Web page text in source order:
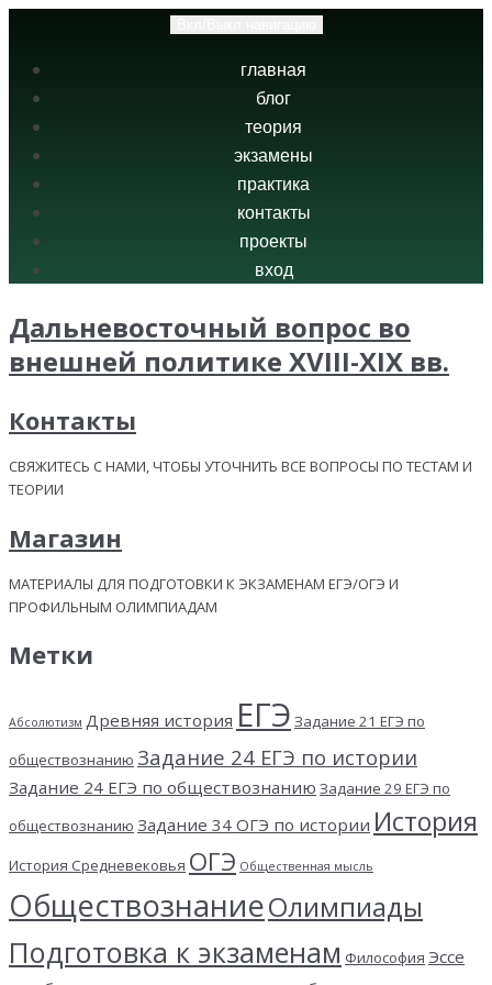
главная
блог
теория
экзамены
практика
контакты
проекты
вход
Дальневосточный вопрос во
внешней политике XVIII-XIX вв.
Контакты
СВЯЖИТЕСЬ С НАМИ, ЧТОБЫ УТОЧНИТЬ ВСЕ ВОПРОСЫ ПО ТЕСТАМ И
ТЕОРИИ
Магазин
МАТЕРИАЛЫ ДЛЯ ПОДГОТОВКИ К ЭКЗАМЕНАМ ЕГЭ/ОГЭ И
ПРОФИЛЬНЫМ ОЛИМПИАДАМ
Метки
Абсолютизм Древняя история ЕГЭ Задание 21 ЕГЭ по
обществознанию Задание 24 ЕГЭ по истории
Задание 24 ЕГЭ по обществознанию Задание 29 ЕГЭ по
обществознанию Задание 34 ОГЭ по истории История
История Средневековья ОГЭ Общественная мысль
ОбществознаниеОлимпиады
Подготовка к экзаменам Философия Эссе